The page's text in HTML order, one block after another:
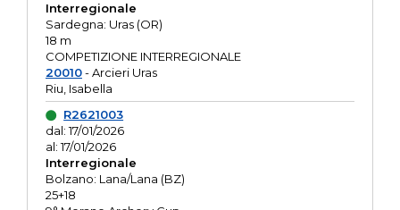
Interregionale
Sardegna: Uras (OR)
18 m
COMPETIZIONE INTERREGIONALE
20010- Arcieri Uras
Riu, Isabella
R2621003
dal: 17/01/2026
al: 17/01/2026
Interregionale
Bolzano: Lana/Lana (BZ)
25+18